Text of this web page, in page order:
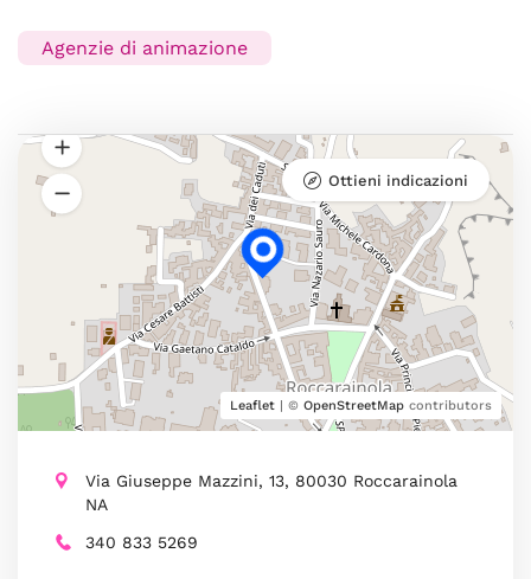
Agenzie di animazione
Leaflet | © OpenStreetMap contributors
Ottieni indicazioni
Via Giuseppe Mazzini, 13, 80030 Roccarainola
NA
340 833 5269